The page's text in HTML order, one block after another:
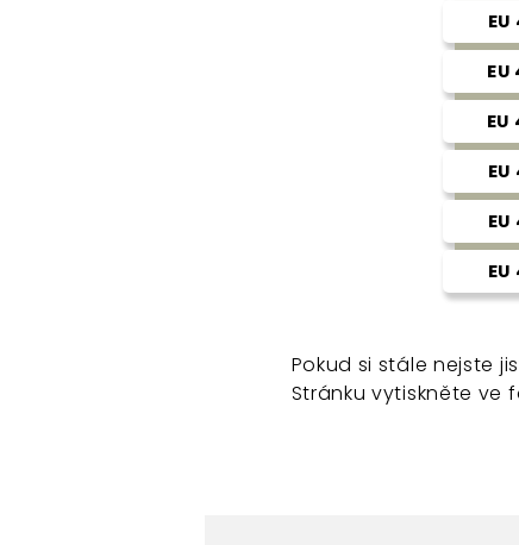
EU
EU
EU
EU
Pokud si stále nejste
Stránku vytiskněte ve